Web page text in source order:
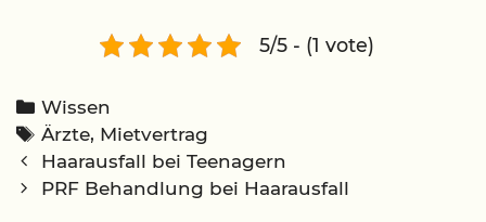
5/5 - (1 vote)
Categories
Wissen
Tags
Ärzte, Mietvertrag
Post
navigation
Haarausfall bei Teenagern
PRF Behandlung bei Haarausfall